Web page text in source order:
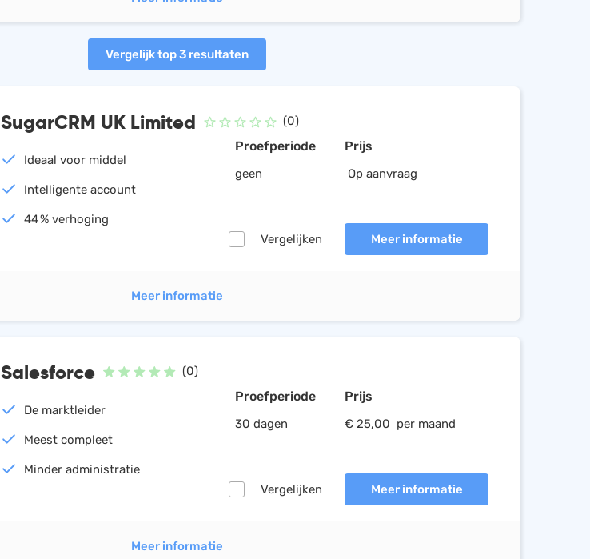
Vergelijk top 3 resultaten
SugarCRM UK Limited (0)
Ideaal voor middel
Intelligente account
44 % verhoging
Proefperiode
geen
Vergelijken
Prijs
Op aanvraag
Meer informatie
Meer informatie
Salesforce (0)
De marktleider
Meest compleet
Minder administratie
Proefperiode
30 dagen
Vergelijken
Prijs
€ 25,00 per maand
Meer informatie
Meer informatie